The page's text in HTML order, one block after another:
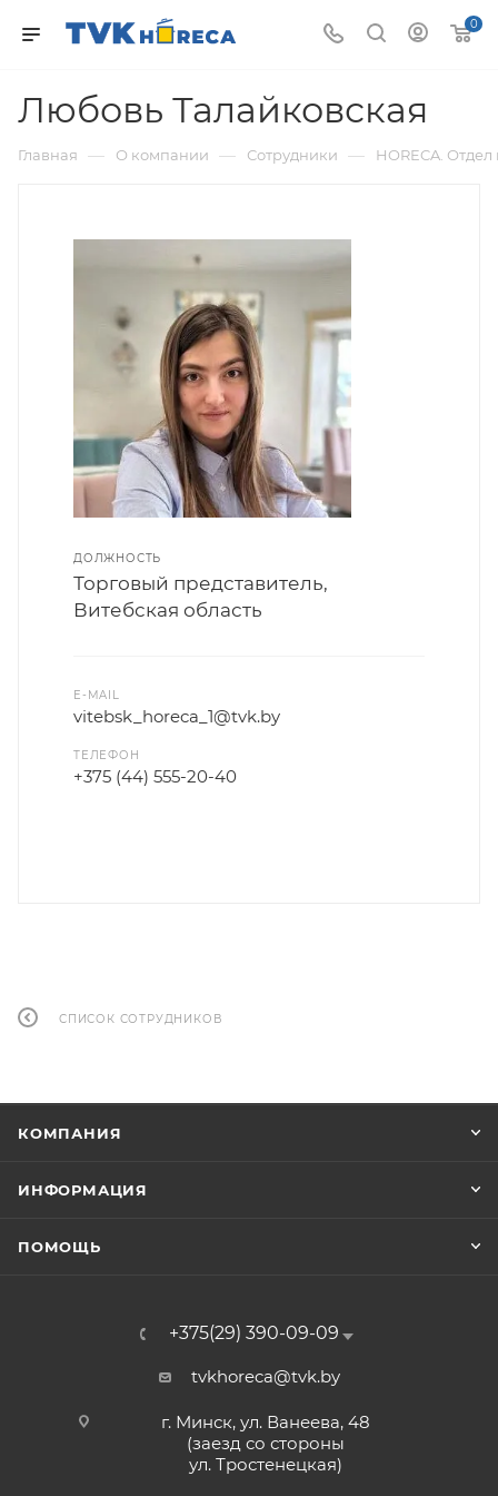
0
Любовь Талайковская
Главная — О компании — Сотрудники — HORECA.
ДОЛЖНОСТЬ
Торговый представитель,
Витебская область
E-MAIL
vitebsk_horeca_1@tvk.by
ТЕЛЕФОН
+375 (44) 555-20-40
СПИСОК СОТРУДНИКОВ
КОМПАНИЯ
ИНФОРМАЦИЯ
ПОМОЩЬ
+375(29) 390-09-09
tvkhoreca@tvk.by
г. Минск, ул. Ванеева, 48
(заезд со стороны
ул. Тростенецкая)